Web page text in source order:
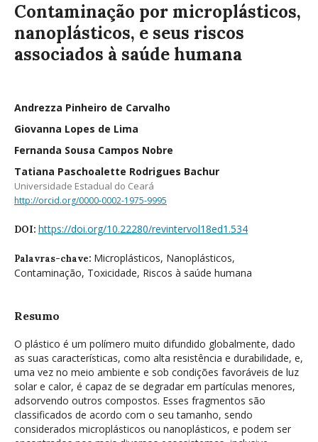
Contaminação por microplásticos,
nanoplásticos, e seus riscos
associados à saúde humana
Andrezza Pinheiro de Carvalho
Giovanna Lopes de Lima
Fernanda Sousa Campos Nobre
Tatiana Paschoalette Rodrigues Bachur
Universidade Estadual do Ceará
http://orcid.org/0000-0002-1975-9995
DOI: https://doi.org/10.22280/revintervol18ed1.534
Palavras-chave: Microplásticos, Nanoplásticos,
Contaminação, Toxicidade, Riscos à saúde humana
Resumo
O plástico é um polímero muito difundido globalmente, dado
as suas características, como alta resistência e durabilidade, e,
uma vez no meio ambiente e sob condições favoráveis de luz
solar e calor, é capaz de se degradar em partículas menores,
adsorvendo outros compostos. Esses fragmentos são
classificados de acordo com o seu tamanho, sendo
considerados microplásticos ou nanoplásticos, e podem ser